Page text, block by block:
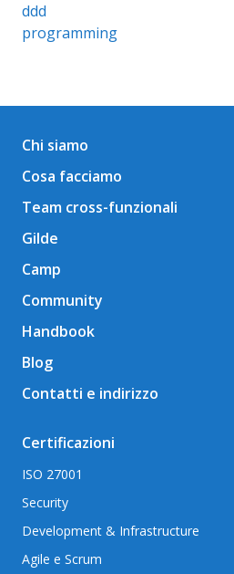
ddd
programming
Chi siamo
Cosa facciamo
Team cross-funzionali
Gilde
Camp
Community
Handbook
Blog
Contatti e indirizzo
Certificazioni
ISO 27001
Security
Development & Infrastructure
Agile e Scrum